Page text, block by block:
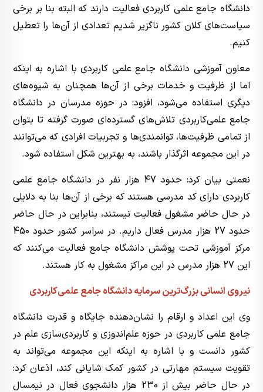
دانشگاه جامع علمی کاربردی فعالیت دارند که البته بنا بر برخی
سیاست‌های کلان کشور ناگزیر شدیم تعدادی از آن‌ها را تعطیل
کنیم.
معاون آموزشی دانشگاه جامع علمی کاربردی با اشاره به اینکه
اما از ظرفیت و خدمات برخی از آن‌ها همچنان به شیوه‌های
دیگری استفاده می‌شود، افزود: در حوزه مدرسان در دانشگاه
جامع علمی‌کاربردی تلاش‌های گسترده‌ای صورت گرفته تا بتوان
از تمامی ظرفیت‌ها، توانمندی‌ها و تجربیات افرادی که می‌توانند
در این مجموعه اثرگذار باشند، به بهترین شکل استفاده شود.
نعمتی بیان کرد: حدود 47 هزار نفر در دانشگاه جامع علمی
کاربردی دارای کد مدرسی هستند که برخی از آن‌ها بنا به دلایلی
در حال حاضر مشغول فعالیت نیستند، بنابراین در حال حاضر
حدود 27 هزار مدرس فعال داریم. در سراسر کشور حدود 450
مرکز آموزشی تحت پوشش دانشگاه جامع فعالیت می‌کنند که
این 27 هزار مدرس در این مراکز مشغول به کار هستند.
نیروی انسانی بزرگ‌ترین سرمایه دانشگاه جامع علمی‌کاربردی
وی این اعداد و ارقام را نشان‌دهنده جایگاه و قدرت دانشگاه
جامع علمی کاربردی در حوزه علم‌اندوزی و کاربردی‌سازی علم در
کشور دانست و با اشاره به اینکه این مجموعه می‌تواند به
تقویت سیستم مهارتی در کشور کمک شایانی کند، اذعان کرد:
در حال حاضر بیش از 230 هزار دانشجوی فعال در نیمسال